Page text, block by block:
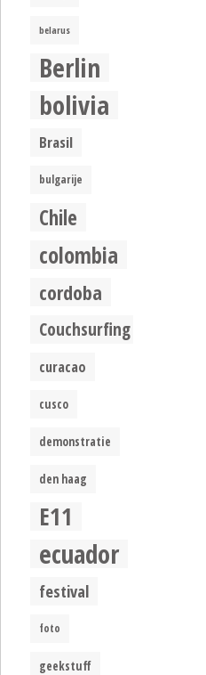
belarus
Berlin
bolivia
Brasil
bulgarije
Chile
colombia
cordoba
Couchsurfing
curacao
cusco
demonstratie
den haag
E11
ecuador
festival
foto
geekstuff